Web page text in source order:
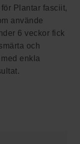
Plantar fasciit,
använde
6 veckor fick
och
enkla